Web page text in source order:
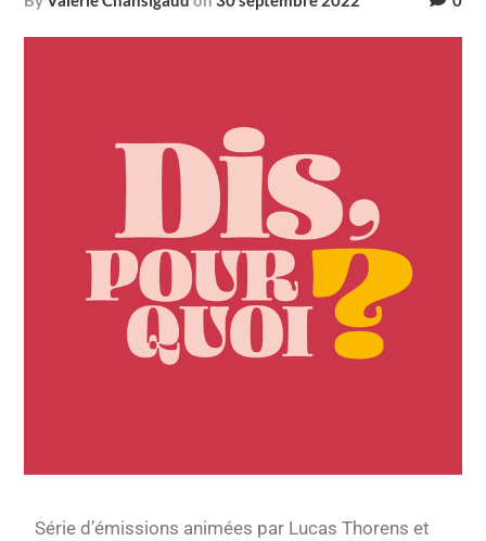
Série d’émissions animées par Lucas Thorens et